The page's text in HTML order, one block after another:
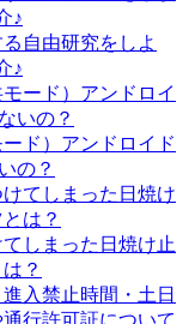
自由研究をしよ
♪
ド）アンドロイド
の？
しまった日焼け止
？